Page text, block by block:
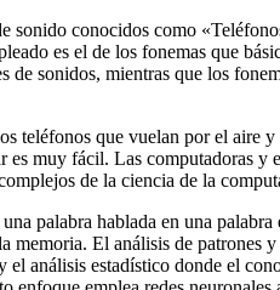
sonido conocidos como
es el de los fonemas que
sonidos, mientras que los
teléfonos que vuelan por el aire
es muy fácil. Las computadoras
de la ciencia de la
palabra hablada en una
El análisis de patrones
análisis estadístico donde el